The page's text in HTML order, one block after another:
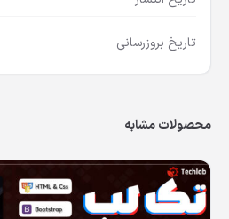
تاریخ بروزرسانی
محصولات مشابه